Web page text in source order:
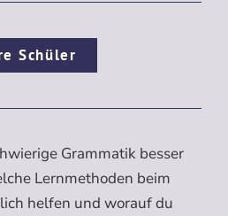
Schüler
Grammatik besser
Lernmethoden beim
helfen und worauf du